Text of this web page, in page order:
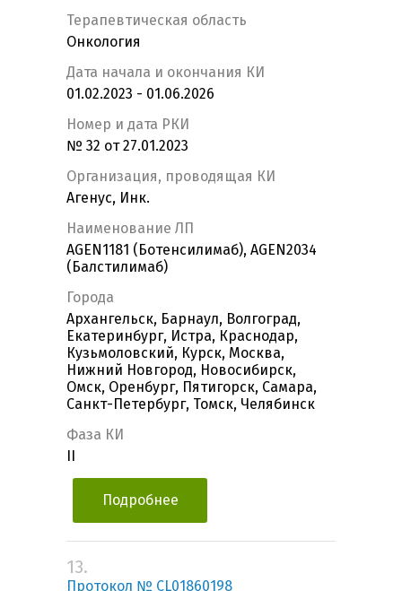
Терапевтическая область
Онкология
Дата начала и окончания КИ
01.02.2023 - 01.06.2026
Номер и дата РКИ
№ 32 от 27.01.2023
Организация, проводящая КИ
Агенус, Инк.
Наименование ЛП
AGEN1181 (Ботенсилимаб), AGEN2034
(Балстилимаб)
Города
Архангельск, Барнаул, Волгоград,
Екатеринбург, Истра, Краснодар,
Кузьмоловский, Курск, Москва,
Нижний Новгород, Новосибирск,
Омск, Оренбург, Пятигорск, Самара,
Санкт-Петербург, Томск, Челябинск
Фаза КИ
Подробнее
13.
Протокол № CL01860198